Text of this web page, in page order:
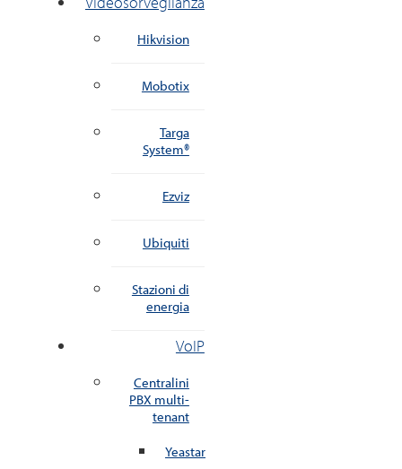
Hikvision
Mobotix
Targa
System®
Ezviz
Ubiquiti
Stazioni di
energia
VoIP
Centralini
PBX multi-
tenant
Yeastar